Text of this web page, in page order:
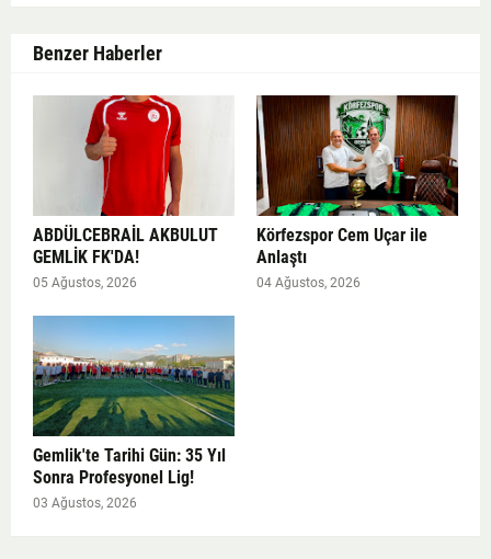
Benzer Haberler
ABDÜLCEBRAİL AKBULUT
GEMLİK FK'DA!
05 Ağustos, 2026
Körfezspor Cem Uçar ile
Anlaştı
04 Ağustos, 2026
Gemlik'te Tarihi Gün: 35 Yıl
Sonra Profesyonel Lig!
03 Ağustos, 2026